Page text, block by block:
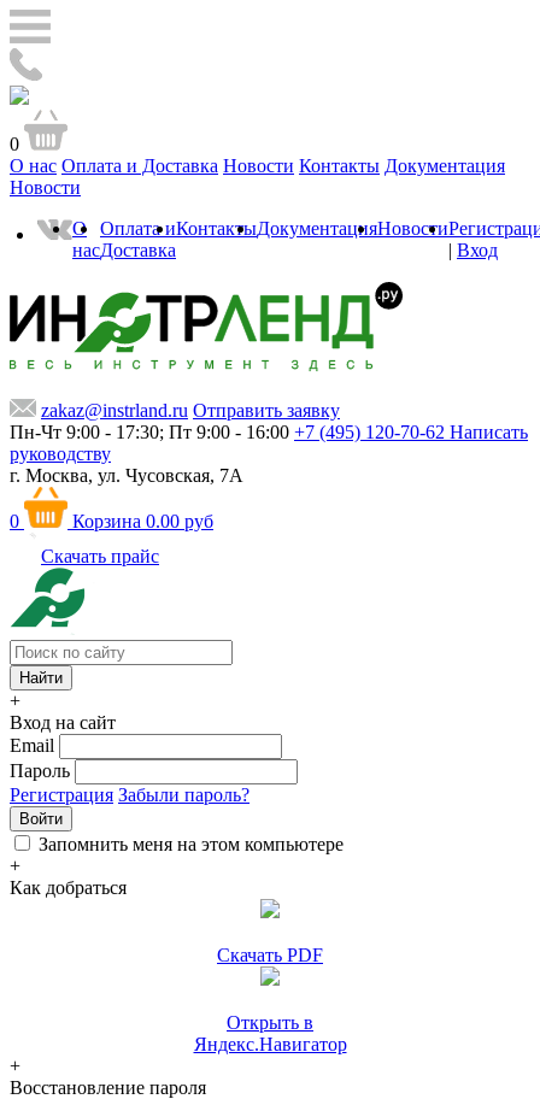
0
О нас Оплата и Доставка Новости Контакты Документация
Новости
О
нас
Оплата и
Доставка
КонтактыДокументацияНовости
| Вход
zakaz@instrland.ru Отправить заявку
Пн-Чт 9:00 - 17:30; Пт 9:00 - 16:00 +7 (495) 120-70-62 Написать
руководству
г. Москва, ул. Чусовская, 7А
0 Корзина 0.00 руб
Скачать прайс
+
Вход на сайт
Email
Пароль
Регистрация Забыли пароль?
Войти
Запомнить меня на этом компьютере
+
Как добраться
Скачать PDF
Открыть в
Яндекс.Навигатор
+
Восстановление пароля